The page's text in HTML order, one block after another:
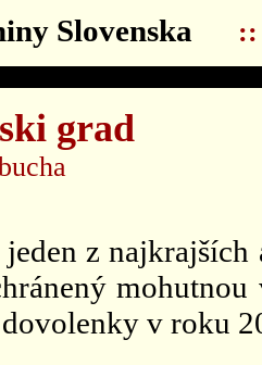
Slovenska ::
grad
z
v roku